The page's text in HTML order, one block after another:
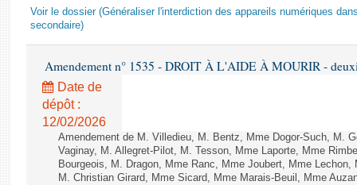
Voir le dossier (Généraliser l'interdiction des appareils numériques
secondaire)
Amendement n° 1535 - DROIT À L'AIDE À MOURIR -
Date de
dépôt :
12/02/2026
Amendement de M. Villedieu, M. Bentz, Mme Dogor-Such, M.
Vaginay, M. Allegret-Pilot, M. Tesson, Mme Laporte, Mme
Bourgeois, M. Dragon, Mme Ranc, Mme Joubert, Mme
M. Christian Girard, Mme Sicard, Mme Marais-Beuil, Mme